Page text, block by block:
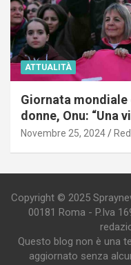
ATTUALITÀ
Giornata
donne, Onu: “Una
Novembre 25, 2024
Copyright © 2025
00181 Roma - P.Iva
Questo blog non è una
aggiornato senza